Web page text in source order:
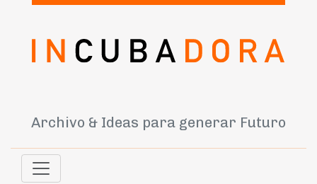
Archivo & Ideas para generar Futuro